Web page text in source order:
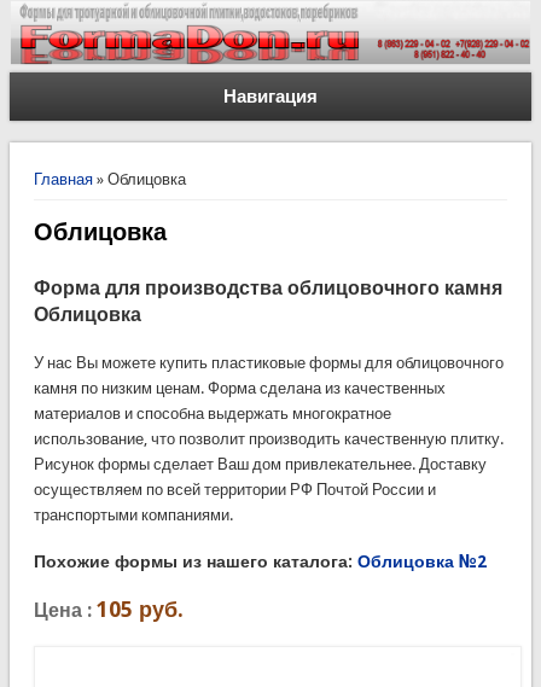
Навигация
Вы здесь
Главная» Облицовка
Облицовка
Форма для производства облицовочного камня
Облицовка
У нас Вы можете купить пластиковые формы для облицовочного
камня по низким ценам. Форма сделана из качественных
материалов и способна выдержать многократное
использование, что позволит производить качественную плитку.
Рисунок формы сделает Ваш дом привлекательнее. Доставку
осуществляем по всей территории РФ Почтой России и
транспортыми компаниями.
Похожие формы из нашего каталога: Облицовка №2
Цена : 105 руб.